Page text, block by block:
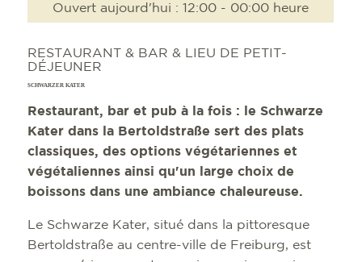
Ouvert aujourd'hui : 12:00 - 00:00 heure
RESTAURANT & BAR & LIEU DE PETIT-
DÉJEUNER
SCHWARZER KATER
Restaurant, bar et pub à la fois : le Schwarze
Kater dans la Bertoldstraße sert des plats
classiques, des options végétariennes et
végétaliennes ainsi qu'un large choix de
boissons dans une ambiance chaleureuse.
Le Schwarze Kater, situé dans la pittoresque
Bertoldstraße au centre-ville de Freiburg, est